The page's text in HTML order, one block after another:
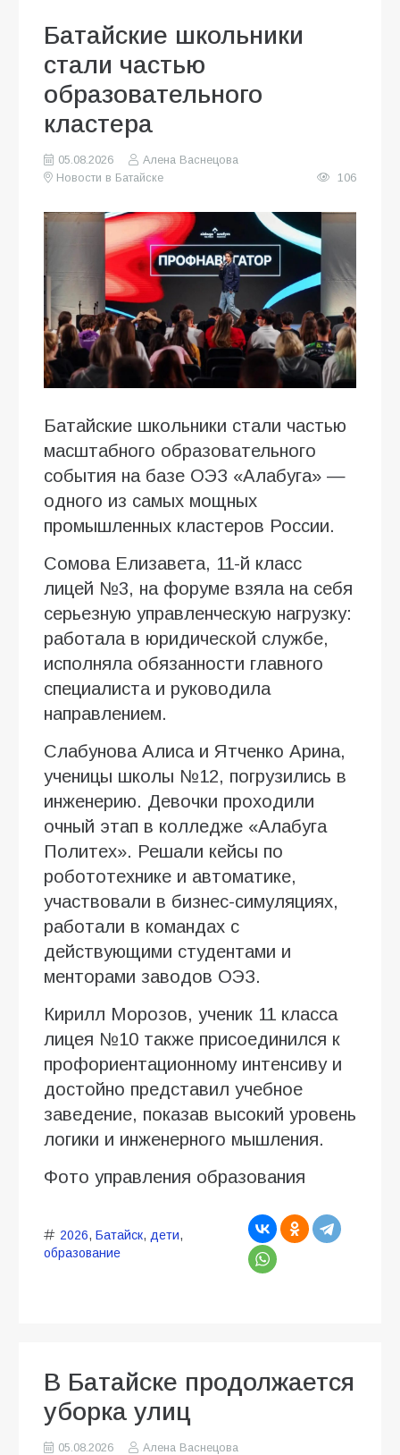
Батайские школьники
стали частью
образовательного
кластера
05.08.2026
Алена Васнецова
Новости в Батайске
106
Батайские школьники стали частью
масштабного образовательного
события на базе ОЭЗ «Алабуга» —
одного из самых мощных
промышленных кластеров России.
Сомова Елизавета, 11-й класс
лицей №3, на форуме взяла на себя
серьезную управленческую нагрузку:
работала в юридической службе,
исполняла обязанности главного
специалиста и руководила
направлением.
Слабунова Алиса и Ятченко Арина,
ученицы школы №12, погрузились в
инженерию. Девочки проходили
очный этап в колледже «Алабуга
Политех». Решали кейсы по
робототехнике и автоматике,
участвовали в бизнес-симуляциях,
работали в командах с
действующими студентами и
менторами заводов ОЭЗ.
Кирилл Морозов, ученик 11 класса
лицея №10 также присоединился к
профориентационному интенсиву и
достойно представил учебное
заведение, показав высокий уровень
логики и инженерного мышления.
Фото управления образования
2026, Батайск, дети,
образование
В Батайске продолжается
уборка улиц
05.08.2026
Алена Васнецова